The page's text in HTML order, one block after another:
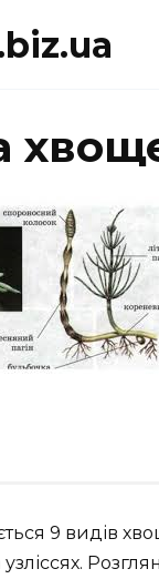
9 видів
узліссях.